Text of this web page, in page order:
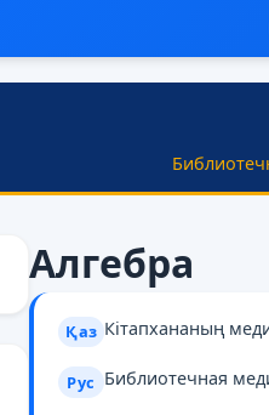
Алгебра
Қаз Кітапхананың
Рус Библиотечная